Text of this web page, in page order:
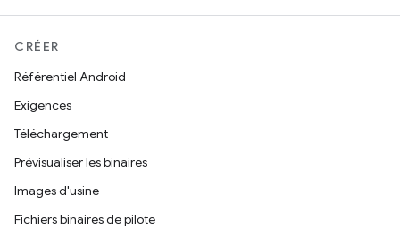
CRÉER
Référentiel Android
Exigences
Téléchargement
Prévisualiser les binaires
Images d'usine
Fichiers binaires de pilote